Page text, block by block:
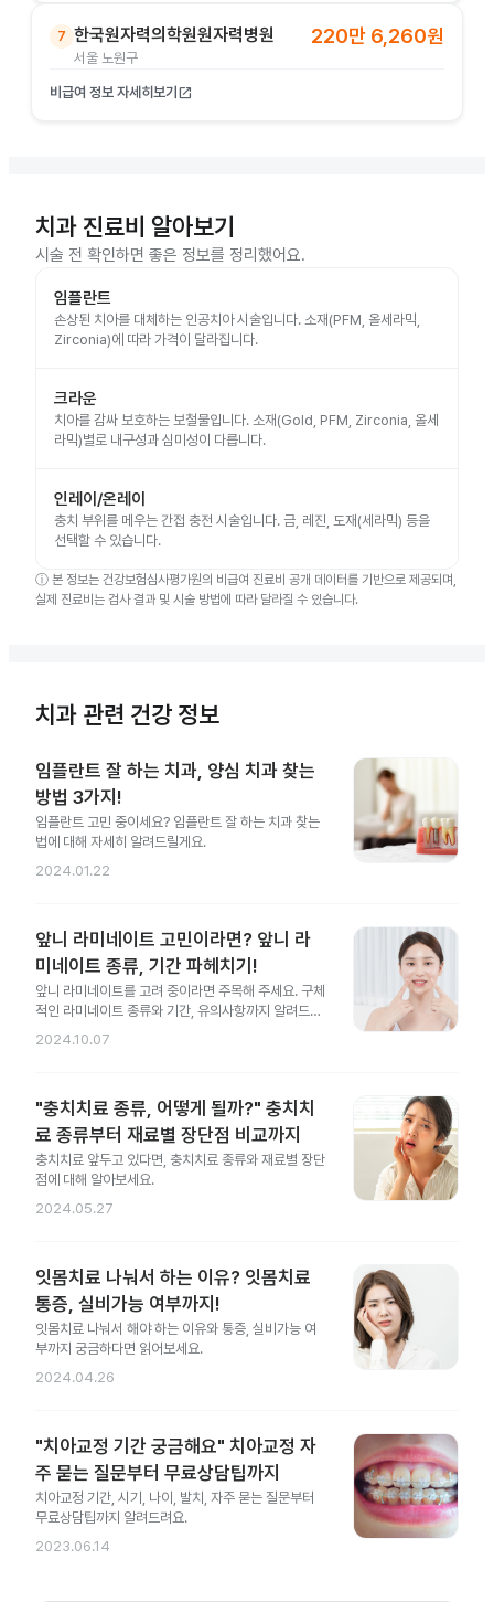
7 한국원자력의학원원자력병원
서울 노원구
220만 6,260원
비급여 정보 자세히보기 open_in_new
치과 진료비 알아보기
시술 전 확인하면 좋은 정보를 정리했어요.
임플란트
손상된 치아를 대체하는 인공치아 시술입니다. 소재(PFM, 올세라믹,
Zirconia)에 따라 가격이 달라집니다.
크라운
치아를 감싸 보호하는 보철물입니다. 소재(Gold, PFM, Zirconia, 올세
라믹)별로 내구성과 심미성이 다릅니다.
인레이/온레이
충치 부위를 메우는 간접 충전 시술입니다. 금, 레진, 도재(세라믹) 등을
선택할 수 있습니다.
ⓘ 본 정보는 건강보험심사평가원의 비급여 진료비 공개 데이터를 기반으로 제공되며,
실제 진료비는 검사 결과 및 시술 방법에 따라 달라질 수 있습니다.
치과 관련 건강 정보
임플란트 잘 하는 치과, 양심 치과 찾는
방법 3가지!
임플란트 고민 중이세요? 임플란트 잘 하는 치과 찾는
법에 대해 자세히 알려드릴게요.
2024.01.22
앞니 라미네이트 고민이라면? 앞니 라
미네이트 종류, 기간 파헤치기!
앞니 라미네이트를 고려 중이라면 주목해 주세요. 구체
적인 라미네이트 종류와 기간, 유의사항까지 알려드릴
게요.
2024.10.07
"충치치료 종류, 어떻게 될까?" 충치치
료 종류부터 재료별 장단점 비교까지
충치치료 앞두고 있다면, 충치치료 종류와 재료별 장단
점에 대해 알아보세요.
2024.05.27
잇몸치료 나눠서 하는 이유? 잇몸치료
통증, 실비가능 여부까지!
잇몸치료 나눠서 해야 하는 이유와 통증, 실비가능 여
부까지 궁금하다면 읽어보세요.
2024.04.26
"치아교정 기간 궁금해요" 치아교정 자
주 묻는 질문부터 무료상담팁까지
치아교정 기간, 시기, 나이, 발치, 자주 묻는 질문부터
무료상담팁까지 알려드려요.
2023.06.14